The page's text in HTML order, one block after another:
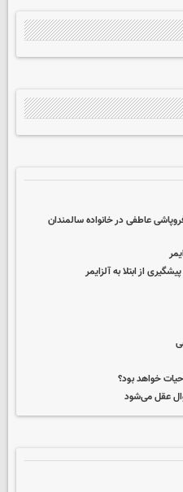
فروپاشی عاطفی در خانواده‌ سالمندان
از ابتلا به آلزایمر
حیات خواهد بود؟
عقل می‌شود